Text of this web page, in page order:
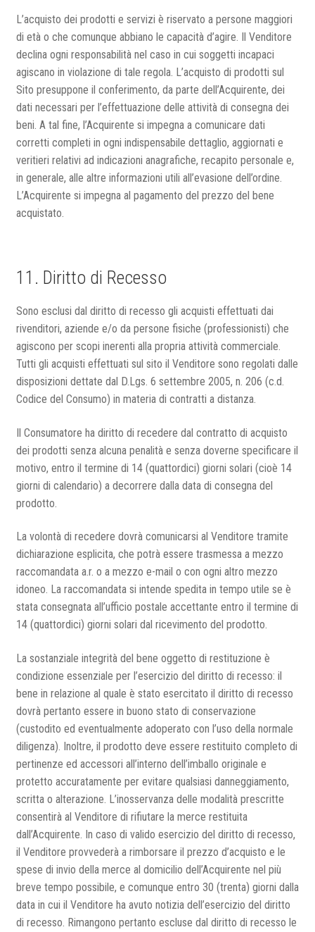
L’acquisto dei prodotti e servizi è riservato a persone maggiori
di età o che comunque abbiano le capacità d’agire. Il Venditore
declina ogni responsabilità nel caso in cui soggetti incapaci
agiscano in violazione di tale regola. L’acquisto di prodotti sul
Sito presuppone il conferimento, da parte dell’Acquirente, dei
dati necessari per l’effettuazione delle attività di consegna dei
beni. A tal fine, l’Acquirente si impegna a comunicare dati
corretti completi in ogni indispensabile dettaglio, aggiornati e
veritieri relativi ad indicazioni anagrafiche, recapito personale e,
in generale, alle altre informazioni utili all’evasione dell’ordine.
L’Acquirente si impegna al pagamento del prezzo del bene
acquistato.
11. Diritto di Recesso
Sono esclusi dal diritto di recesso gli acquisti effettuati dai
rivenditori, aziende e/o da persone fisiche (professionisti) che
agiscono per scopi inerenti alla propria attività commerciale.
Tutti gli acquisti effettuati sul sito il Venditore sono regolati dalle
disposizioni dettate dal D.Lgs. 6 settembre 2005, n. 206 (c.d.
Codice del Consumo) in materia di contratti a distanza.
Il Consumatore ha diritto di recedere dal contratto di acquisto
dei prodotti senza alcuna penalità e senza doverne specificare il
motivo, entro il termine di 14 (quattordici) giorni solari (cioè 14
giorni di calendario) a decorrere dalla data di consegna del
prodotto.
La volontà di recedere dovrà comunicarsi al Venditore tramite
dichiarazione esplicita, che potrà essere trasmessa a mezzo
raccomandata a.r. o a mezzo e-mail o con ogni altro mezzo
idoneo. La raccomandata si intende spedita in tempo utile se è
stata consegnata all’ufficio postale accettante entro il termine di
14 (quattordici) giorni solari dal ricevimento del prodotto.
La sostanziale integrità del bene oggetto di restituzione è
condizione essenziale per l’esercizio del diritto di recesso: il
bene in relazione al quale è stato esercitato il diritto di recesso
dovrà pertanto essere in buono stato di conservazione
(custodito ed eventualmente adoperato con l’uso della normale
diligenza). Inoltre, il prodotto deve essere restituito completo di
pertinenze ed accessori all’interno dell’imballo originale e
protetto accuratamente per evitare qualsiasi danneggiamento,
scritta o alterazione. L’inosservanza delle modalità prescritte
consentirà al Venditore di rifiutare la merce restituita
dall’Acquirente. In caso di valido esercizio del diritto di recesso,
il Venditore provvederà a rimborsare il prezzo d’acquisto e le
spese di invio della merce al domicilio dell’Acquirente nel più
breve tempo possibile, e comunque entro 30 (trenta) giorni dalla
data in cui il Venditore ha avuto notizia dell’esercizio del diritto
di recesso. Rimangono pertanto escluse dal diritto di recesso le